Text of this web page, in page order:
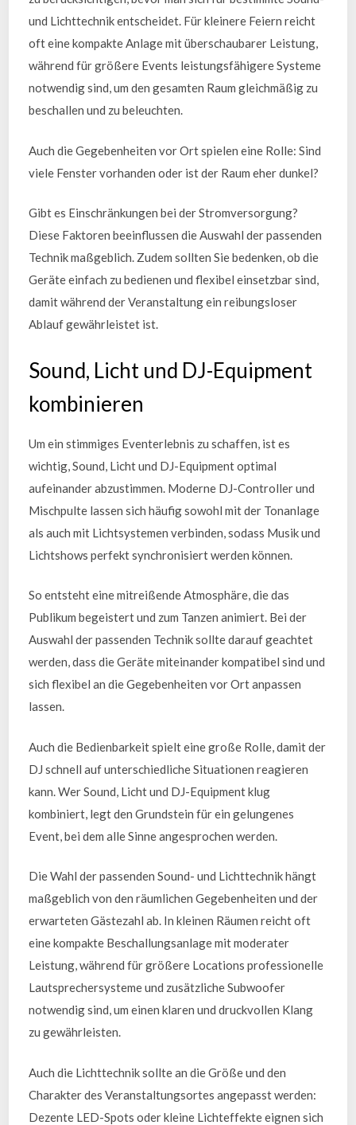
und Lichttechnik entscheidet. Für kleinere Feiern reicht
oft eine kompakte Anlage mit überschaubarer Leistung,
während für größere Events leistungsfähigere Systeme
notwendig sind, um den gesamten Raum gleichmäßig zu
beschallen und zu beleuchten.
Auch die Gegebenheiten vor Ort spielen eine Rolle: Sind
viele Fenster vorhanden oder ist der Raum eher dunkel?
Gibt es Einschränkungen bei der Stromversorgung?
Diese Faktoren beeinflussen die Auswahl der passenden
Technik maßgeblich. Zudem sollten Sie bedenken, ob die
Geräte einfach zu bedienen und flexibel einsetzbar sind,
damit während der Veranstaltung ein reibungsloser
Ablauf gewährleistet ist.
Sound, Licht und DJ-Equipment
kombinieren
Um ein stimmiges Eventerlebnis zu schaffen, ist es
wichtig, Sound, Licht und DJ-Equipment optimal
aufeinander abzustimmen. Moderne DJ-Controller und
Mischpulte lassen sich häufig sowohl mit der Tonanlage
als auch mit Lichtsystemen verbinden, sodass Musik und
Lichtshows perfekt synchronisiert werden können.
So entsteht eine mitreißende Atmosphäre, die das
Publikum begeistert und zum Tanzen animiert. Bei der
Auswahl der passenden Technik sollte darauf geachtet
werden, dass die Geräte miteinander kompatibel sind und
sich flexibel an die Gegebenheiten vor Ort anpassen
lassen.
Auch die Bedienbarkeit spielt eine große Rolle, damit der
DJ schnell auf unterschiedliche Situationen reagieren
kann. Wer Sound, Licht und DJ-Equipment klug
kombiniert, legt den Grundstein für ein gelungenes
Event, bei dem alle Sinne angesprochen werden.
Die Wahl der passenden Sound- und Lichttechnik hängt
maßgeblich von den räumlichen Gegebenheiten und der
erwarteten Gästezahl ab. In kleinen Räumen reicht oft
eine kompakte Beschallungsanlage mit moderater
Leistung, während für größere Locations professionelle
Lautsprechersysteme und zusätzliche Subwoofer
notwendig sind, um einen klaren und druckvollen Klang
zu gewährleisten.
Auch die Lichttechnik sollte an die Größe und den
Charakter des Veranstaltungsortes angepasst werden:
Dezente LED-Spots oder kleine Lichteffekte eignen sich